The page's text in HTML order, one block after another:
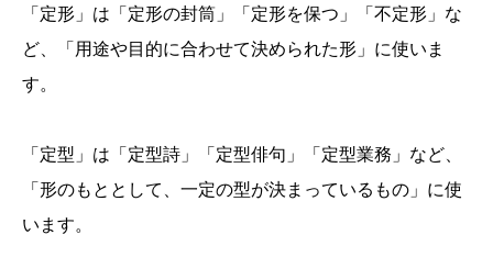
「定形」は「定形の封筒」「定形を保つ」「不定形」な
ど、「用途や目的に合わせて決められた形」に使いま
す。
「定型」は「定型詩」「定型俳句」「定型業務」など、
「形のもととして、一定の型が決まっているもの」に使
います。